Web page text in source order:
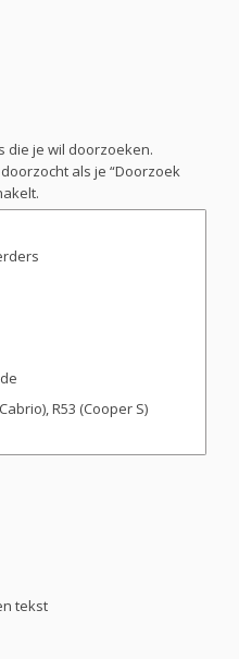
die je wil doorzoeken.
als je “Doorzoek
tekst